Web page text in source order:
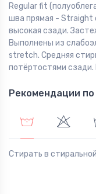
Regular fit
шва прямая - Straight
высокая сзади.
Выполнены из
stretch. Средняя
потёртостями
Рекомендации по
Стирать в